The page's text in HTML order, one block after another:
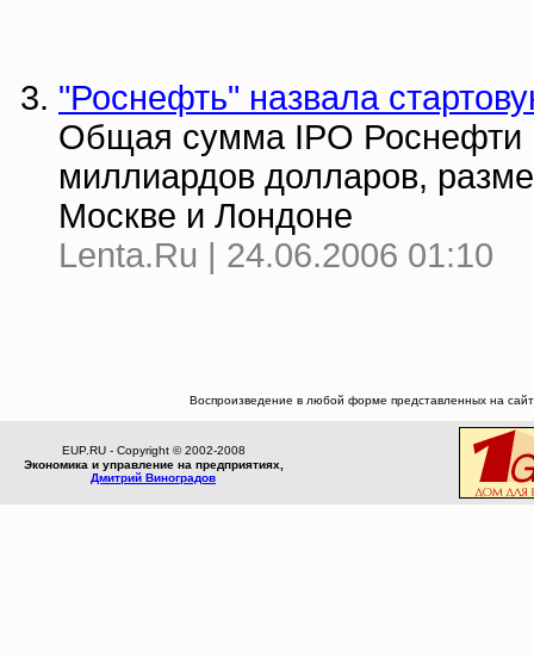
"Роснефть" назвала
Общая сумма IPO Роснефти
миллиардов долларов,
Москве и Лондоне
Lenta.Ru | 24.06.2006 01:10
Воспроизведение в любой форме представленных на
EUP.RU - Copyright © 2002-2008
Экономика и управление на предприятиях,
Дмитрий Виноградов